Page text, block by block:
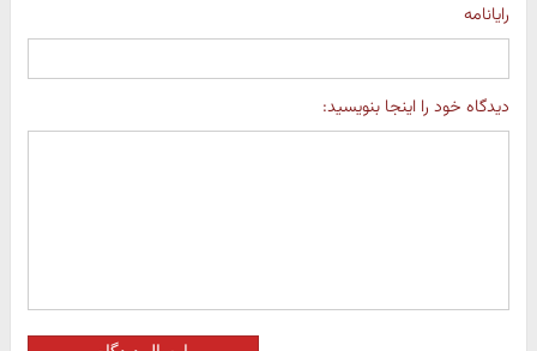
رایانامه
دیدگاه خود را اینجا بنویسید: